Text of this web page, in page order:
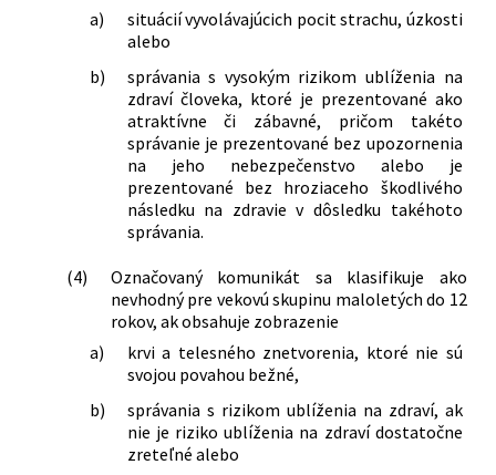
a)
situácií vyvolávajúcich pocit strachu, úzkosti
alebo
b)
správania s vysokým rizikom ublíženia na
zdraví človeka, ktoré je prezentované ako
atraktívne či zábavné, pričom takéto
správanie je prezentované bez upozornenia
na jeho nebezpečenstvo alebo je
prezentované bez hroziaceho škodlivého
následku na zdravie v dôsledku takéhoto
správania.
(4)
Označovaný komunikát sa klasifikuje ako
nevhodný pre vekovú skupinu maloletých do 12
rokov, ak obsahuje zobrazenie
a)
krvi a telesného znetvorenia, ktoré nie sú
svojou povahou bežné,
b)
správania s rizikom ublíženia na zdraví, ak
nie je riziko ublíženia na zdraví dostatočne
zreteľné alebo